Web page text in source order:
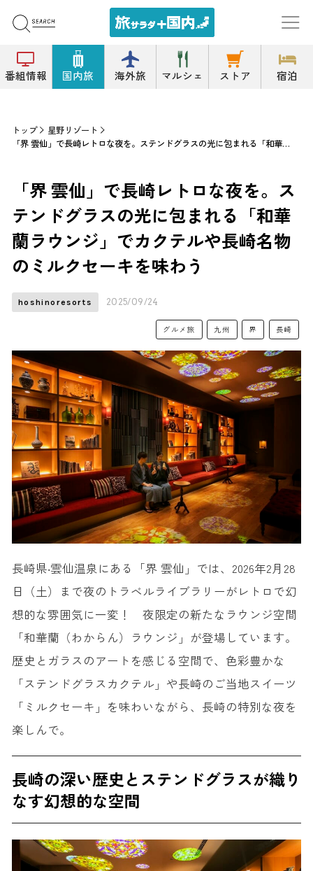
番組情報 国内旅 海外旅 マルシェ ストア 宿泊
トップ
星野リゾート
「界 雲仙」で長崎レトロな夜を。ステンドグラスの光に包まれる「和華蘭ラウンジ」でカクテルや長崎名物のミルクセーキを味わう
「界 雲仙」で長崎レトロな夜を。ス
テンドグラスの光に包まれる「和華
蘭ラウンジ」でカクテルや長崎名物
のミルクセーキを味わう
hoshinoresorts 2025/09/24
グルメ旅 九州 界 長崎
長崎県‧雲仙温泉にある「界 雲仙」では、2026年2月28
日（土）まで夜のトラベルライブラリーがレトロで幻
想的な雰囲気に一変！ 夜限定の新たなラウンジ空間
「和華蘭（わからん）ラウンジ」が登場しています。
歴史とガラスのアートを感じる空間で、色彩豊かな
「ステンドグラスカクテル」や長崎のご当地スイーツ
「ミルクセーキ」を味わいながら、長崎の特別な夜を
楽しんで。
長崎の深い歴史とステンドグラスが織り
なす幻想的な空間